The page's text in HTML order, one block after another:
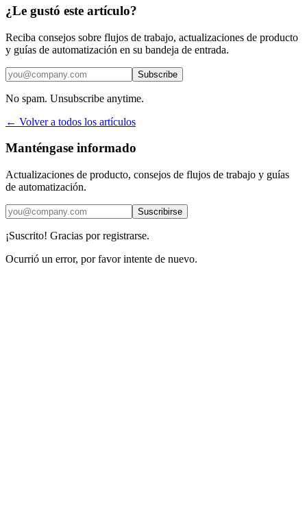
¿Le gustó este artículo?
Reciba consejos sobre flujos de trabajo, actualizaciones de producto
y guías de automatización en su bandeja de entrada.
Subscribe
No spam. Unsubscribe anytime.
← Volver a todos los artículos
Manténgase informado
Actualizaciones de producto, consejos de flujos de trabajo y guías
de automatización.
Suscribirse
¡Suscrito! Gracias por registrarse.
Ocurrió un error, por favor intente de nuevo.